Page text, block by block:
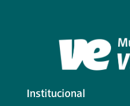
Institucional